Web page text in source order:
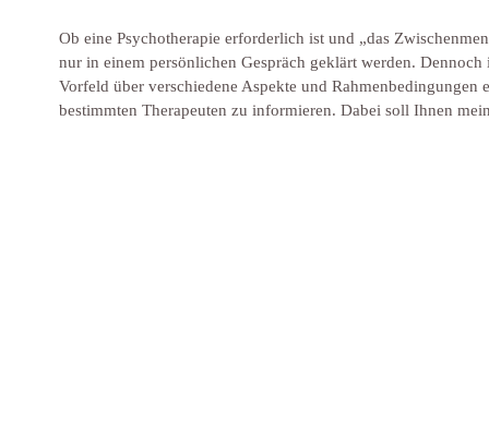
Ob eine Psychotherapie erforderlich ist und „das
nur in einem persönlichen Gespräch geklärt werden.
Vorfeld über verschiedene Aspekte und Rahmenbedingungen
bestimmten Therapeuten zu informieren. Dabei soll Ihnen